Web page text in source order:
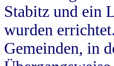
Stabitz und ein
wurden
Gemeinden, in